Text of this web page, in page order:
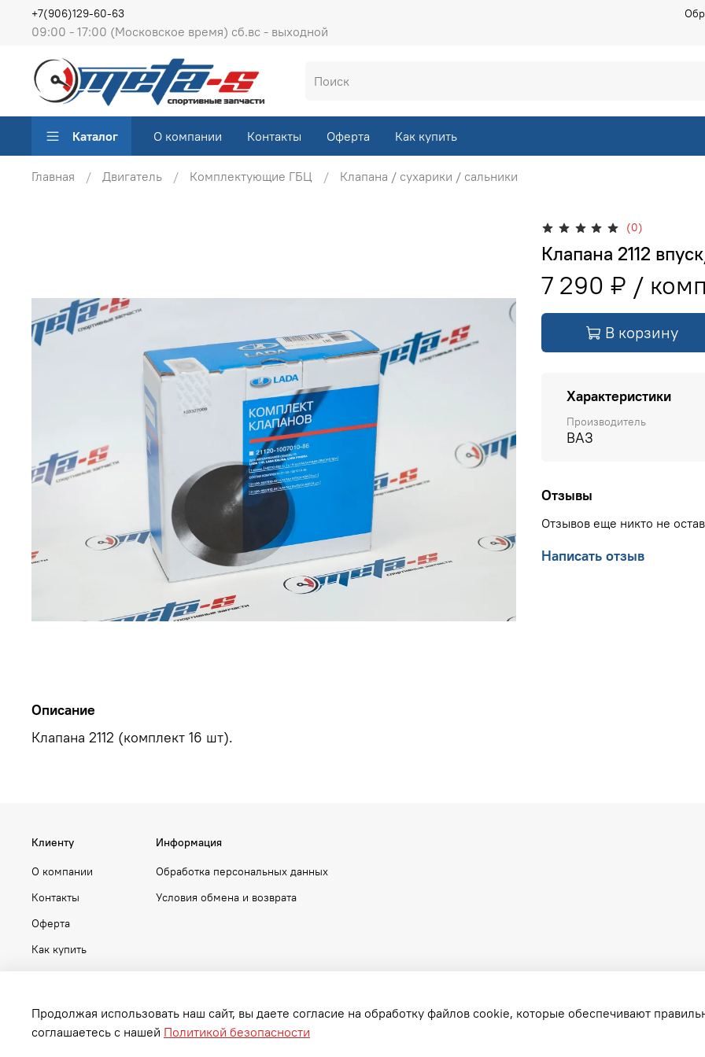
09:00 - 17:00 (Московское время) сб.вс - выходной
+7(906)129-60-63
Каталог О компании Контакты Оферта Как купить
Главная Двигатель Комплектующие ГБЦ Клапана / сухарики / сальники
(0)
Клапана 2112
7 290 ₽
В корзину
Характеристики
Производитель
ВАЗ
Отзывы
Отзывов еще никто не
Написать отзыв
Описание
Клапана 2112 (комплект 16 шт).
Клиенту
О компании
Контакты
Оферта
Как купить
Информация
Обработка персональных данных
Условия обмена и возврата
Продолжая использовать наш сайт, вы даете согласие на обработку файлов cookie, которые обеспечивают
соглашаетесь с нашей Политикой безопасности